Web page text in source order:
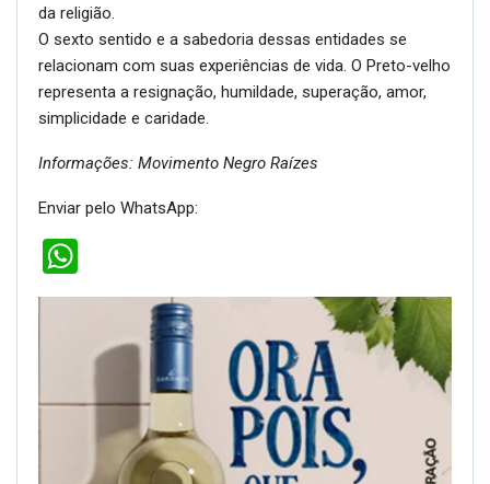
da religião.
O sexto sentido e a sabedoria dessas entidades se
relacionam com suas experiências de vida. O Preto-velho
representa a resignação, humildade, superação, amor,
simplicidade e caridade.
Informações: Movimento Negro Raízes
Enviar pelo WhatsApp: